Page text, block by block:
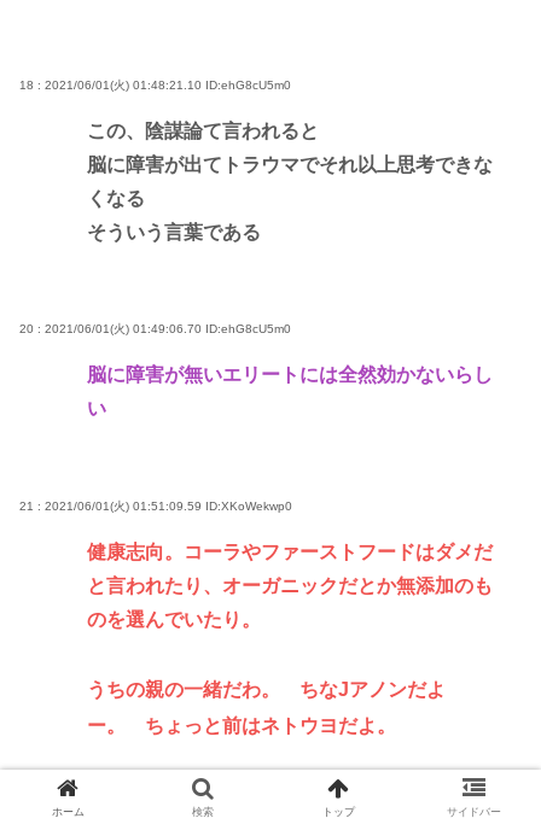
18 : 2021/06/01(火) 01:48:21.10 ID:ehG8cU5m0
この、陰謀論て言われると
脳に障害が出てトラウマでそれ以上思考できな
くなる
そういう言葉である
20 : 2021/06/01(火) 01:49:06.70 ID:ehG8cU5m0
脳に障害が無いエリートには全然効かないらし
い
21 : 2021/06/01(火) 01:51:09.59 ID:XKoWekwp0
健康志向。コーラやファーストフードはダメだ
と言われたり、オーガニックだとか無添加のも
のを選んでいたり。
うちの親の一緒だわ。 ちなJアノンだよ
ー。 ちょっと前はネトウヨだよ。
ホーム 検索 トップ サイドバー